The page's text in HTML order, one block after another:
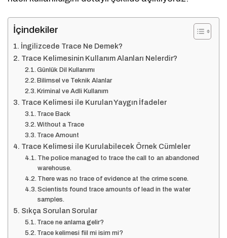
İçindekiler
İngilizcede Trace Ne Demek?
Trace Kelimesinin Kullanım Alanları Nelerdir?
Günlük Dil Kullanımı
Bilimsel ve Teknik Alanlar
Kriminal ve Adli Kullanım
Trace Kelimesi ile Kurulan Yaygın İfadeler
Trace Back
Without a Trace
Trace Amount
Trace Kelimesi ile Kurulabilecek Örnek Cümleler
The police managed to trace the call to an abandoned
warehouse.
There was no trace of evidence at the crime scene.
Scientists found trace amounts of lead in the water
samples.
Sıkça Sorulan Sorular
Trace ne anlama gelir?
Trace kelimesi fiil mi isim mi?